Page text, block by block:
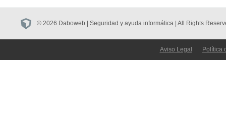
© 2026 Daboweb | Seguridad y ayuda informática | All Rights
Aviso Legal Política